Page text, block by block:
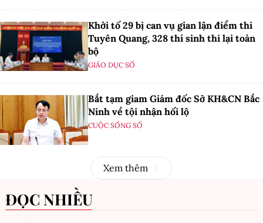
Khởi tố 29 bị can vụ gian lận điểm thi
Tuyên Quang, 328 thí sinh thi lại toàn
bộ
GIÁO DỤC SỐ
Bắt tạm giam Giám đốc Sở KH&CN Bắc
Ninh về tội nhận hối lộ
CUỘC SỐNG SỐ
Xem thêm
ĐỌC NHIỀU